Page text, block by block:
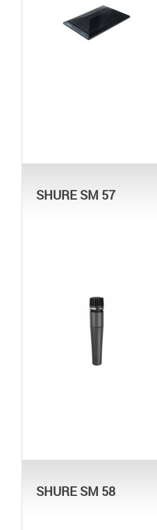
SHURE SM 57
SHURE SM 58